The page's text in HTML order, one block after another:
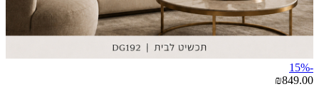
-15%
₪849.00